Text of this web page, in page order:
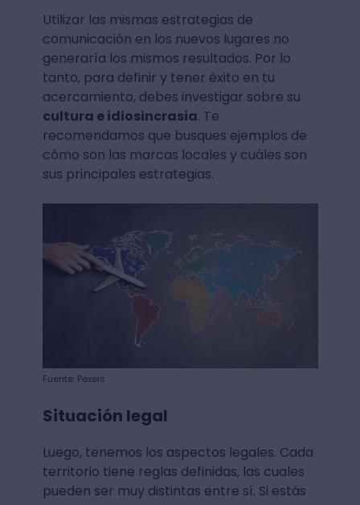
Utilizar las mismas estrategias de
comunicación en los nuevos lugares no
generaría los mismos resultados. Por lo
tanto, para definir y tener éxito en tu
acercamiento, debes investigar sobre su
cultura e idiosincrasia. Te
recomendamos que busques ejemplos de
cómo son las marcas locales y cuáles son
sus principales estrategias.
Fuente: Pexels
Situación legal
Luego, tenemos los aspectos legales. Cada
territorio tiene reglas definidas, las cuales
pueden ser muy distintas entre sí. Si estás